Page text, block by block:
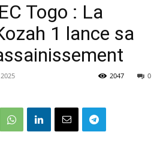
Togo : La
1 lance sa
0
2047